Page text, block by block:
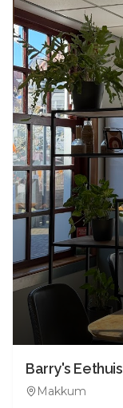
Barry's Eethuis
Makkum